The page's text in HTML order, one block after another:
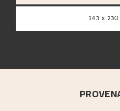
143 x